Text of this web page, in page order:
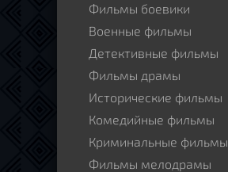
Фильмы боевики
Военные фильмы
Детективные фильмы
Фильмы драмы
Исторические фильмы
Комедийные фильмы
Криминальные фильмы
Фильмы мелодрамы